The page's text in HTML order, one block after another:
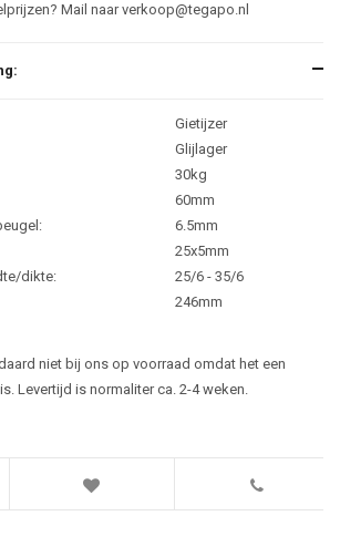
Mail naarverkoop@tegapo.nl
Gietijzer
Glijlager
30kg
60mm
6.5mm
25x5mm
dikte:
25/6 - 35/6
246mm
niet bij ons op voorraad omdat het een
Levertijd is normaliter ca. 2-4 weken.